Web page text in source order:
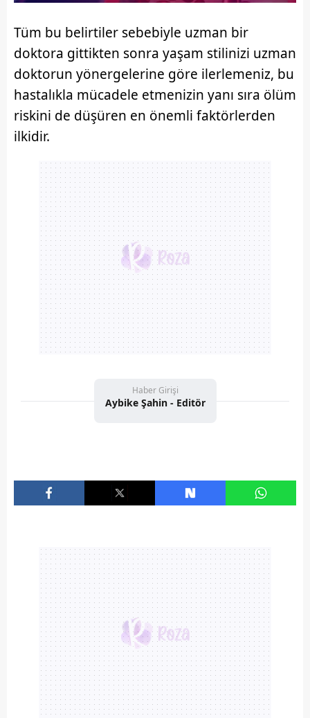
Tüm bu belirtiler sebebiyle uzman bir
doktora gittikten sonra yaşam stilinizi uzman
doktorun yönergelerine göre ilerlemeniz, bu
hastalıkla mücadele etmenizin yanı sıra ölüm
riskini de düşüren en önemli faktörlerden
ilkidir.
Haber Girişi
Aybike Şahin - Editör